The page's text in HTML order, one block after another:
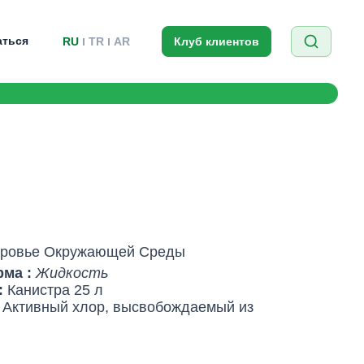
RU TR AR Клуб клиентов
Oкружающей Cреды
:Жидкость
Канистра 25 л
Активный хлор, высвобождаемый из